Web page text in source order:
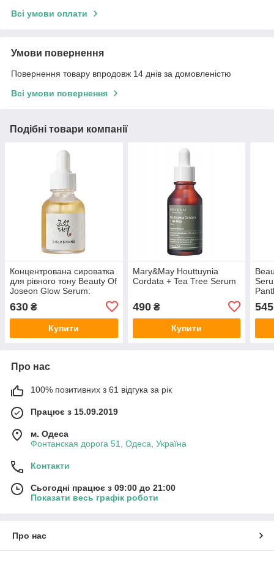
Всі умови оплати
Умови повернення
Повернення товару впродовж 14 днів за домовленістю
Всі умови повернення
Подібні товари компанії
Концентрована сироватка
для рівного тону Beauty Of
Joseon Glow Serum:
Propolis + Niacinamide 30
мл
630 ₴
Купити
Mary&May Houttuynia
Cordata + Tea Tree Serum
490₴
Купити
545
Про нас
100% позитивних з 61 відгука за рік
Працює з 15.09.2019
м. Одеса
Фонтанская дорога 51, Одеса, Україна
Контакти
Сьогодні працює з 09:00 до 21:00
Показати весь графік роботи
Про нас